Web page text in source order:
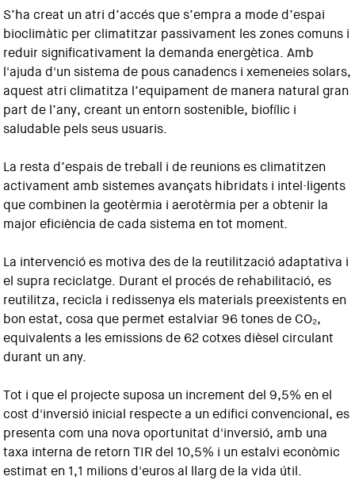
S’ha creat un atri d’accés que s’empra a mode d’espai
bioclimàtic per climatitzar passivament les zones comuns i
reduir significativament la demanda energètica. Amb
l'ajuda d'un sistema de pous canadencs i xemeneies solars,
aquest atri climatitza l’equipament de manera natural gran
part de l’any, creant un entorn sostenible, biofílic i
saludable pels seus usuaris.
La resta d’espais de treball i de reunions es climatitzen
activament amb sistemes avançats hibridats i intel·ligents
que combinen la geotèrmia i aerotèrmia per a obtenir la
major eficiència de cada sistema en tot moment.
La intervenció es motiva des de la reutilització adaptativa i
el supra reciclatge. Durant el procés de rehabilitació, es
reutilitza, recicla i redissenya els materials preexistents en
bon estat, cosa que permet estalviar 96 tones de CO₂,
equivalents a les emissions de 62 cotxes dièsel circulant
durant un any.
Tot i que el projecte suposa un increment del 9,5% en el
cost d'inversió inicial respecte a un edifici convencional, es
presenta com una nova oportunitat d'inversió, amb una
taxa interna de retorn TIR del 10,5% i un estalvi econòmic
estimat en 1,1 milions d'euros al llarg de la vida útil.